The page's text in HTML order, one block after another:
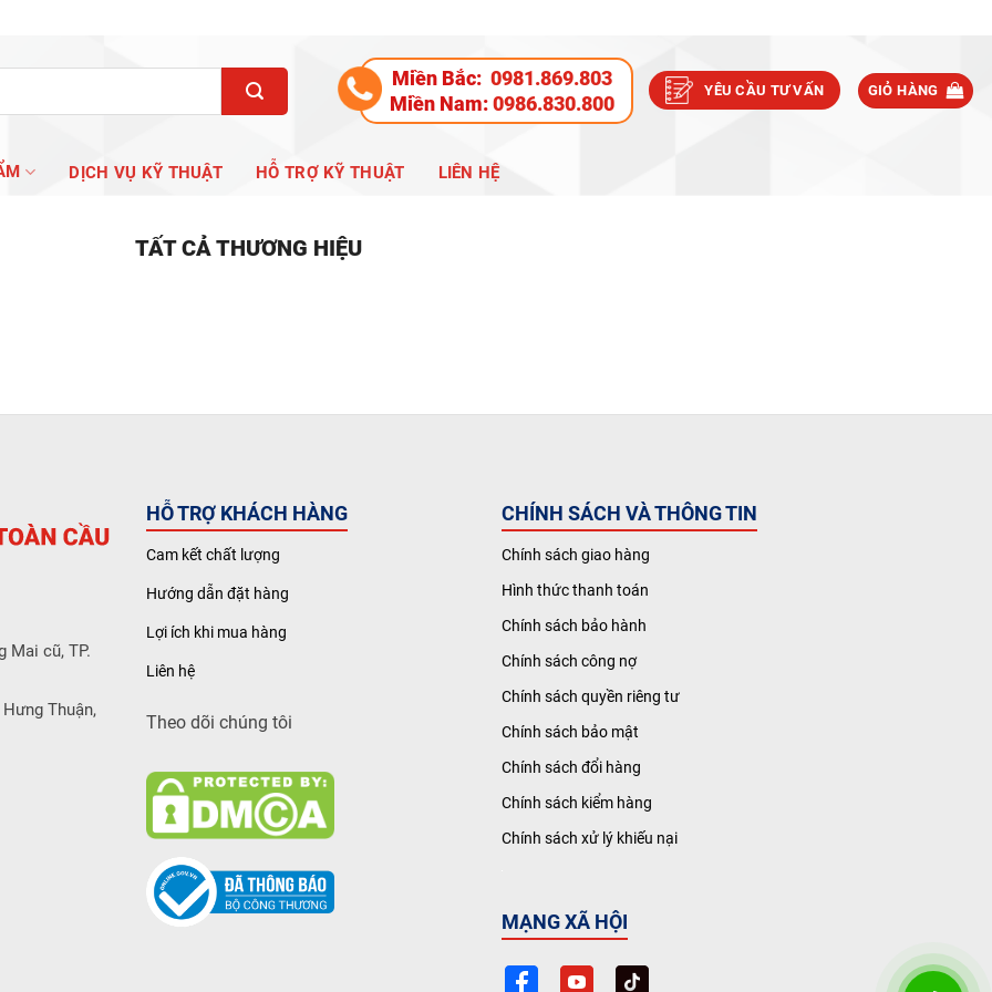
Miền Bắc: 0981.869.803
Miền Nam:0986.830.800
YÊU CẦU TƯ VẤN GIỎ HÀNG
DỊCH VỤ KỸ THUẬT HỖ TRỢ KỸ THUẬT LIÊN HỆ
TẤT CẢ THƯƠNG HIỆU
Mai cũ, TP.
Thuận,
HỖ TRỢ KHÁCH HÀNG
Cam kết chất lượng
Hướng dẫn đặt hàng
Lợi ích khi mua hàng
Liên hệ
Theo dõi chúng tôi
CHÍNH SÁCH VÀ THÔNG TIN
Chính sách giao hàng
Hình thức thanh toán
Chính sách bảo hành
Chính sách công nợ
Chính sách quyền riêng tư
Chính sách bảo mật
Chính sách đổi hàng
Chính sách kiểm hàng
Chính sách xử lý khiếu nại
MẠNG XÃ HỘI